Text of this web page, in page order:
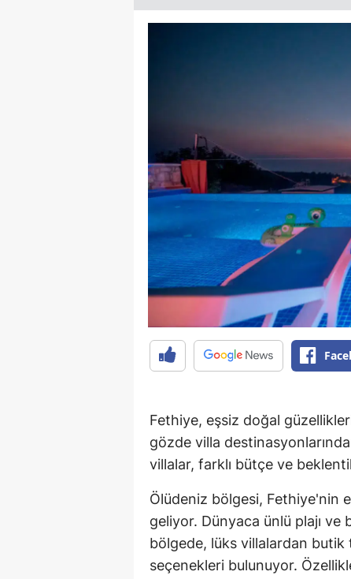
Fethiye, eşsiz doğal
gözde villa
villalar, farklı bütçe ve
Ölüdeniz bölgesi, Fethiye'nin
geliyor. Dünyaca ünlü plajı
bölgede, lüks villalardan
seçenekleri bulunuyor.